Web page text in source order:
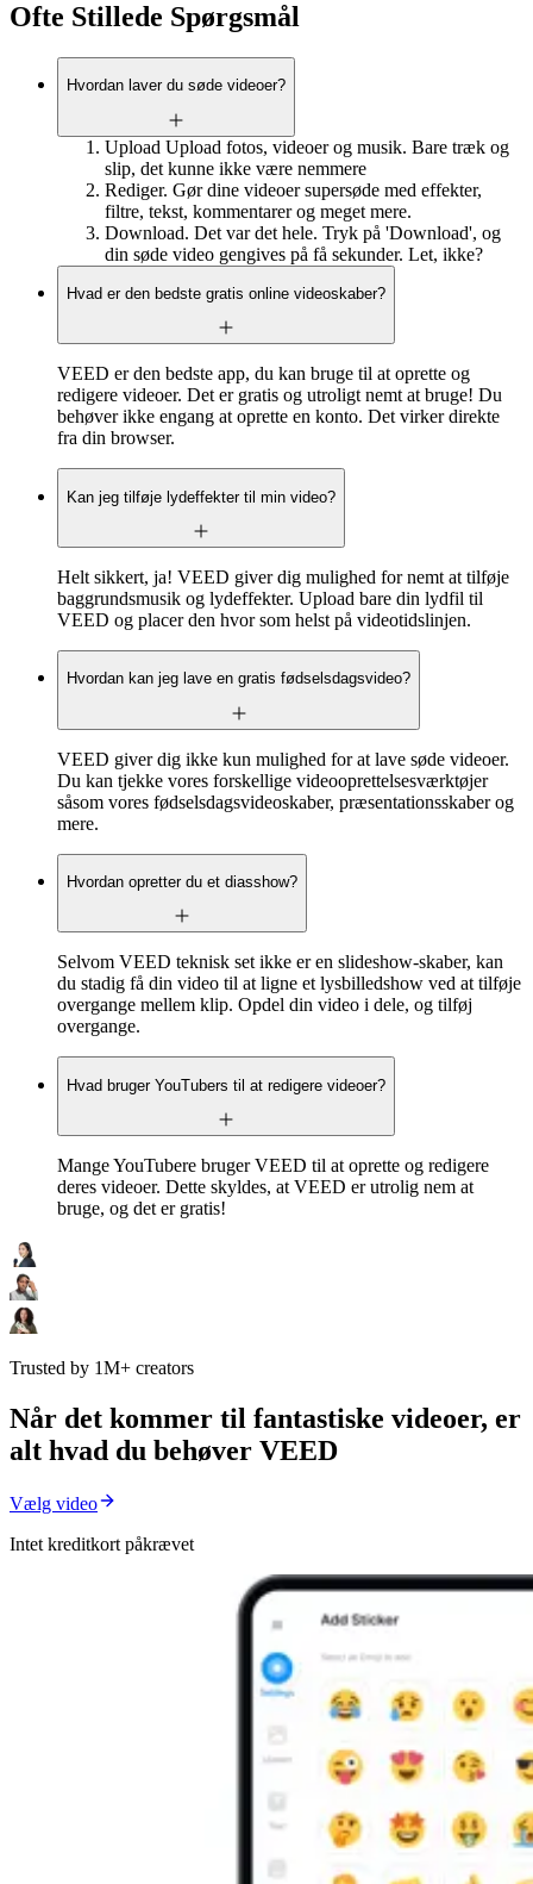
Ofte Stillede Spørgsmål
Hvordan laver du søde videoer?
Upload Upload fotos, videoer og musik. Bare træk og
slip, det kunne ikke være nemmere
Rediger. Gør dine videoer supersøde med effekter,
filtre, tekst, kommentarer og meget mere.
Download. Det var det hele. Tryk på 'Download', og
din søde video gengives på få sekunder. Let, ikke?
Hvad er den bedste gratis online videoskaber?
VEED er den bedste app, du kan bruge til at oprette og
redigere videoer. Det er gratis og utroligt nemt at bruge! Du
behøver ikke engang at oprette en konto. Det virker direkte
fra din browser.
Kan jeg tilføje lydeffekter til min video?
Helt sikkert, ja! VEED giver dig mulighed for nemt at tilføje
baggrundsmusik og lydeffekter. Upload bare din lydfil til
VEED og placer den hvor som helst på videotidslinjen.
Hvordan kan jeg lave en gratis fødselsdagsvideo?
VEED giver dig ikke kun mulighed for at lave søde videoer.
Du kan tjekke vores forskellige videooprettelsesværktøjer
såsom vores fødselsdagsvideoskaber, præsentationsskaber og
mere.
Hvordan opretter du et diasshow?
Selvom VEED teknisk set ikke er en slideshow-skaber, kan
du stadig få din video til at ligne et lysbilledshow ved at tilføje
overgange mellem klip. Opdel din video i dele, og tilføj
overgange.
Hvad bruger YouTubers til at redigere videoer?
Mange YouTubere bruger VEED til at oprette og redigere
deres videoer. Dette skyldes, at VEED er utrolig nem at
bruge, og det er gratis!
Trusted by 1M+ creators
Når det kommer til fantastiske videoer, er
alt hvad du behøver VEED
Vælg video
Intet kreditkort påkrævet